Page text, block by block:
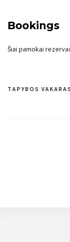
Bookings
Šiai pamokai
Navigacija
TAPYBOS